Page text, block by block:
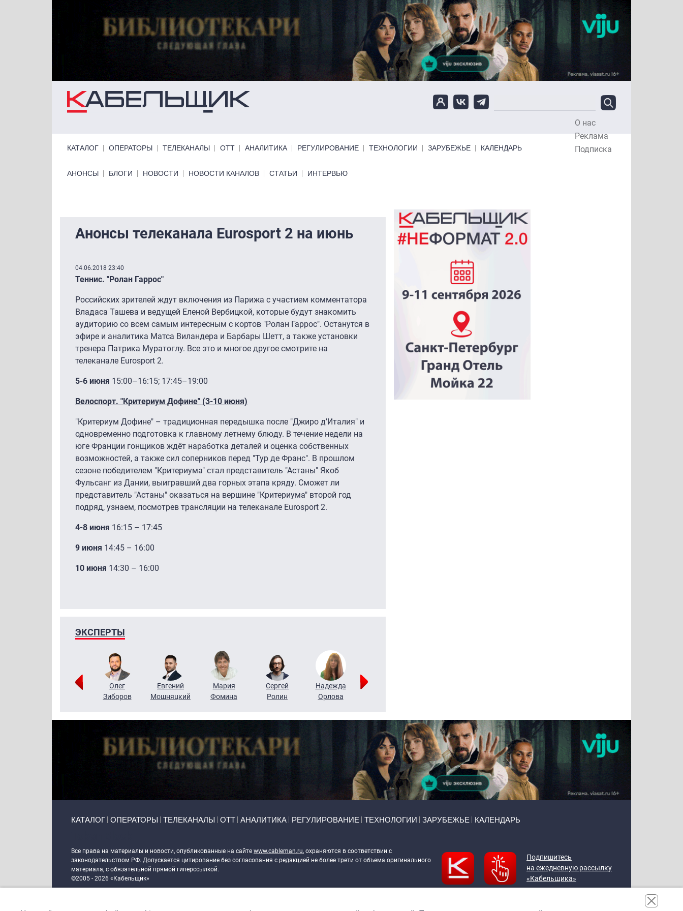
О нас
Реклама
Подписка
КАТАЛОГ ОПЕРАТОРЫ ТЕЛЕКАНАЛЫ ОТТ АНАЛИТИКА РЕГУЛИРОВАНИЕ ТЕХНОЛОГИИ ЗАРУБЕЖЬЕ КАЛЕНДАРЬ
Primary links bottom
АНОНСЫ БЛОГИ НОВОСТИ НОВОСТИ КАНАЛОВ СТАТЬИ ИНТЕРВЬЮ
Анонсы телеканала Eurosport 2 на июнь
04.06.2018 23:40
Теннис. "Ролан Гаррос"
Российских зрителей ждут включения из Парижа с участием комментатора
Владаса Ташева и ведущей Еленой Вербицкой, которые будут знакомить
аудиторию со всем самым интересным с кортов "Ролан Гаррос". Останутся в
эфире и аналитика Матса Виландера и Барбары Шетт, а также установки
тренера Патрика Муратоглу. Все это и многое другое смотрите на
телеканале Eurosport 2.
5-6 июня 15:00–16:15; 17:45–19:00
Велоспорт. "Критериум Дофине" (3-10 июня)
"Критериум Дофине" – традиционная передышка после "Джиро д’Италия" и
одновременно подготовка к главному летнему блюду. В течение недели на
юге Франции гонщиков ждёт наработка деталей и оценка собственных
возможностей, а также сил соперников перед "Тур де Франс". В прошлом
сезоне победителем "Критериума" стал представитель "Астаны" Якоб
Фульсанг из Дании, выигравший два горных этапа кряду. Сможет ли
представитель "Астаны" оказаться на вершине "Критериума" второй год
подряд, узнаем, посмотрев трансляции на телеканале Eurosport 2.
4-8 июня 16:15 – 17:45
9 июня 14:45 – 16:00
10 июня 14:30 – 16:00
ЭКСПЕРТЫ
Григорий
Олег
Зиборов
Евгений
Мошняцкий
Мария
Фомина
Сергей
Ролин
Надежда
Орлова
КАТАЛОГ ОПЕРАТОРЫ ТЕЛЕКАНАЛЫ ОТТ АНАЛИТИКА РЕГУЛИРОВАНИЕ ТЕХНОЛОГИИ ЗАРУБЕЖЬЕ КАЛЕНДАРЬ
Все права на материалы и новости, опубликованные на сайте www.cableman.ru, охраняются в соответствии с
законодательством РФ. Допускается цитирование без согласования с редакцией не более трети от объема оригинального
материала, с обязательной прямой гиперссылкой.
©2005 - 2026 «Кабельщик»
Подпишитесь
на ежедневную рассылку
«Кабельщика»